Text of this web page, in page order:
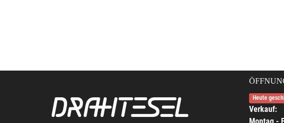
Heute
Verkauf: